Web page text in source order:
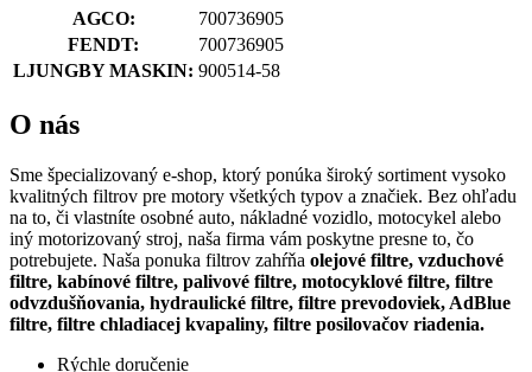
AGCO:
700736905
FENDT:
700736905
LJUNGBY MASKIN: 900514-58
O nás
Sme špecializovaný e-shop, ktorý ponúka široký sortiment vysoko
kvalitných filtrov pre motory všetkých typov a značiek. Bez ohľadu
na to, či vlastníte osobné auto, nákladné vozidlo, motocykel alebo
iný motorizovaný stroj, naša firma vám poskytne presne to, čo
potrebujete. Naša ponuka filtrov zahŕňa olejové filtre, vzduchové
filtre, kabínové filtre, palivové filtre, motocyklové filtre, filtre
odvzdušňovania, hydraulické filtre, filtre prevodoviek, AdBlue
filtre, filtre chladiacej kvapaliny, filtre posilovačov riadenia.
Rýchle doručenie